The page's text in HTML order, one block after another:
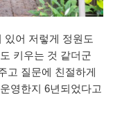
있어 저렇게 정원도
키우는 것 같더군
고 질문에 친절하게
영한지 6년되었다고